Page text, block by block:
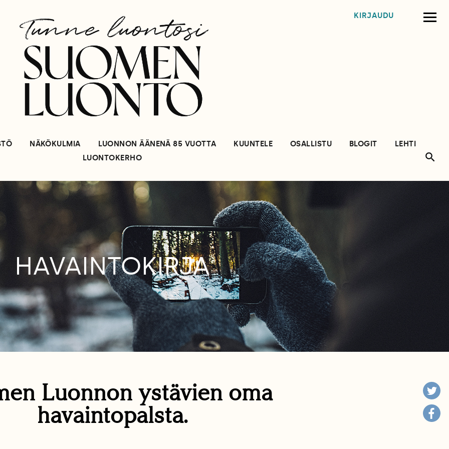
KIRJAUDU
NÄKÖKULMIA LUONNON ÄÄNENÄ 85 VUOTTA KUUNTELE OSALLISTU BLOGIT
LEHTI
LUONTOKERHO
HAVAINTOKIRJA
Luonnon ystävien oma
havaintopalsta.